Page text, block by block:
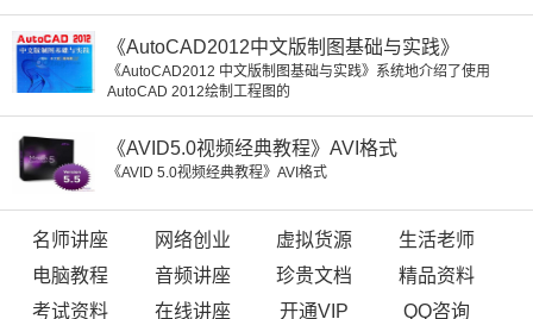
《AutoCAD2012中文版制图基础与实践》
《AutoCAD2012 中文版制图基础与实践》系统地介绍了使用
AutoCAD 2012绘制工程图的
《AVID5.0视频经典教程》AVI格式
《AVID 5.0视频经典教程》AVI格式
名师讲座 网络创业 虚拟货源
生活老师
电脑教程
音频讲座 珍贵文档
精品资料
考试资料
在线讲座 开通VIP QQ咨询